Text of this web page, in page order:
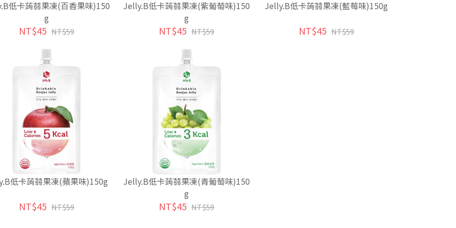
低卡蒟蒻果凍(百香果味)150
g
NT$45 NT$59
Jelly.B低卡蒟蒻果凍(紫葡萄味)150
g
NT$45 NT$59
Jelly.B低卡蒟蒻果凍(藍莓味)150g
NT$45 NT$59
低卡蒟蒻果凍(蘋果味)150g
NT$45 NT$59
Jelly.B低卡蒟蒻果凍(青葡萄味)150
g
NT$45 NT$59